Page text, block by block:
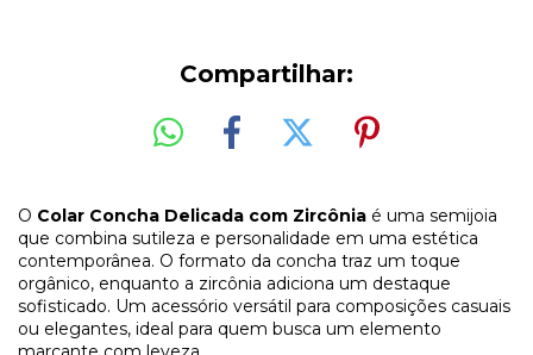
Compartilhar:
O Colar Concha Delicada com Zircônia é uma semijoia
que combina sutileza e personalidade em uma estética
contemporânea. O formato da concha traz um toque
orgânico, enquanto a zircônia adiciona um destaque
sofisticado. Um acessório versátil para composições casuais
ou elegantes, ideal para quem busca um elemento